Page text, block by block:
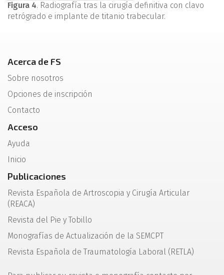
Figura 4. Radiografía tras la cirugía definitiva con clavo
retrógrado e implante de titanio trabecular.
Acerca de FS
Sobre nosotros
Opciones de inscripción
Contacto
Acceso
Ayuda
Inicio
Publicaciones
Revista Española de Artroscopia y Cirugía Articular
(REACA)
Revista del Pie y Tobillo
Monografías de Actualización de la SEMCPT
Revista Española de Traumatología Laboral (RETLA)